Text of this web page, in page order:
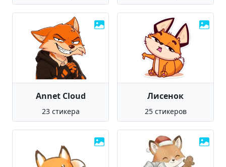
Annet Cloud
23 стикера
Лисенок
25 стикеров